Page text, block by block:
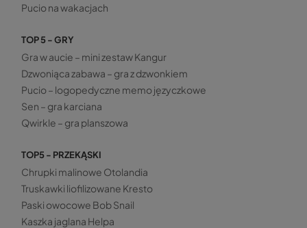
Pucio na wakacjach
TOP 5 - GRY
Gra w aucie – mini zestaw Kangur
Dzwoniąca zabawa – gra z dzwonkiem
Pucio – logopedyczne memo języczkowe
Sen – gra karciana
Qwirkle – gra planszowa
TOP5 - PRZEKĄSKI
Chrupki malinowe Otolandia
Truskawki liofilizowane Kresto
Paski owocowe Bob Snail
Kaszka jaglana Helpa